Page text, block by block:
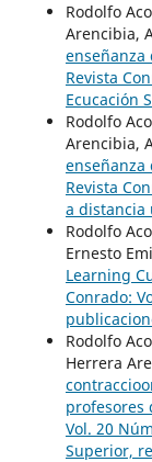
Rodolfo
Arencibia,
enseñanza
Revista
Ecucación
Rodolfo
Arencibia,
enseñanza
Revista
a distancia
Rodolfo
Ernesto
Learning
Conrado:
Rodolfo
Herrera
profesores
Vol. 20
Superior,